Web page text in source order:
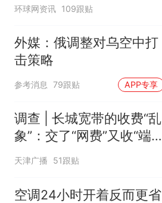
环球网资讯 109跟贴
外媒：俄调整对乌空中打
击策略
参考消息 79跟贴 APP专享
调查 | 长城宽带的收费“乱
象”：交了“网费”又收“端口
费”，退费没着落，使用期
天津广播 51跟贴
空调24小时开着反而更省